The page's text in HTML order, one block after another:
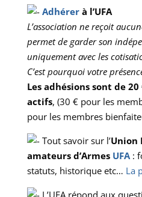
Adhérerà l’UFA
L’association ne reçoit
permet de garder son
uniquement avec les
C’est pourquoi votre
Les adhésions sont de
actifs, (30 € pour les
pour les membres
Tout savoir sur l’Union
amateurs d’Armes UFA:
statuts, historique etc… La
L’UFA répond aux